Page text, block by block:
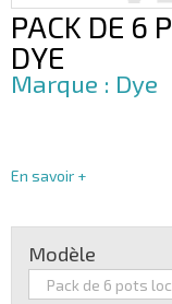
PACK DE 6
DYE
Dye
En savoir +
Modèle